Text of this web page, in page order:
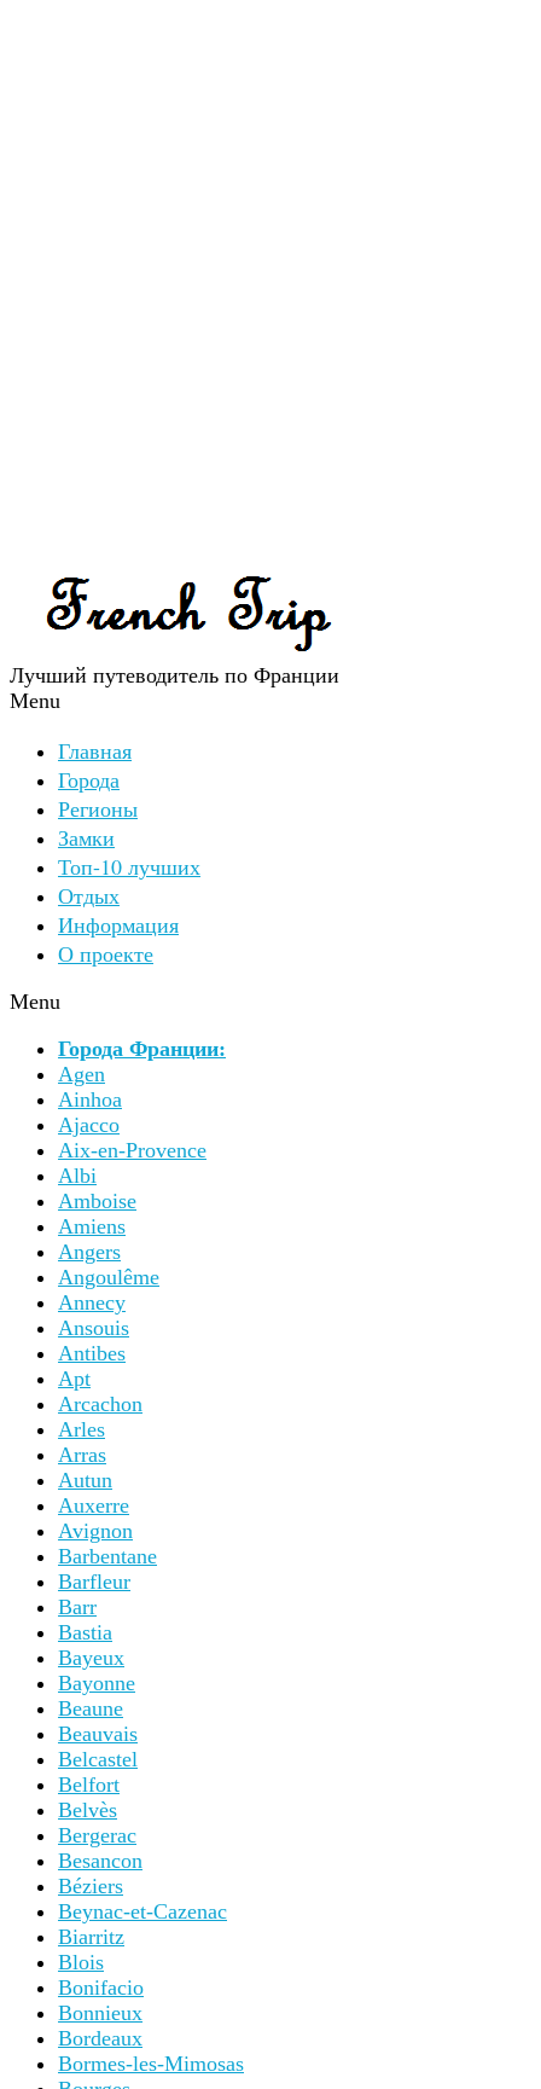
Лучший путеводитель по Франции
Menu
Главная
Города
Регионы
Замки
Топ-10 лучших
Отдых
Информация
О проекте
Menu
Города Франции:
Agen
Ainhoa
Ajacco
Aix-en-Provence
Albi
Amboise
Amiens
Angers
Angoulême
Annecy
Ansouis
Antibes
Apt
Arcachon
Arles
Arras
Autun
Auxerre
Avignon
Barbentane
Barfleur
Barr
Bastia
Bayeux
Bayonne
Beaune
Beauvais
Belcastel
Belfort
Belvès
Bergerac
Besancon
Béziers
Beynac-et-Cazenac
Biarritz
Blois
Bonifacio
Bonnieux
Bordeaux
Bormes-les-Mimosas